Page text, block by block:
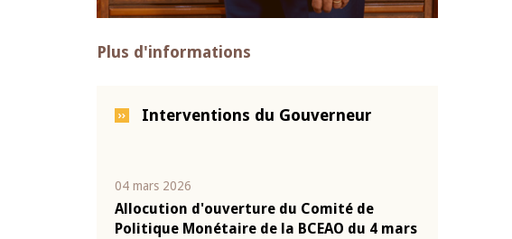
Plus d'informations
Interventions du Gouverneur
04 mars 2026
Allocution d'ouverture du Comité de
Politique Monétaire de la BCEAO du 4 mars